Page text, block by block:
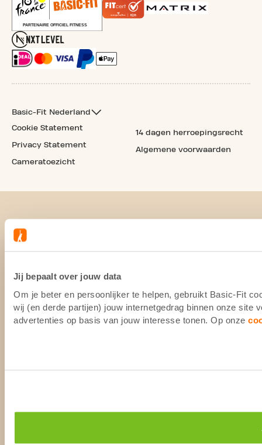
Jij bepaalt over jouw data
Om je beter en persoonlijker te helpen, gebruikt Basic-Fit
wij (en derde partijen) jouw internetgedrag binnen onze site
advertenties op basis van jouw interesse tonen. Op onze
Basic-Fit Nederland
Cookie Statement
Privacy Statement
Cameratoezicht
14 dagen herroepingsrecht
Algemene voorwaarden